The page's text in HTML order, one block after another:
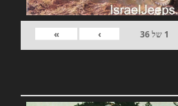
1 של36
›
»